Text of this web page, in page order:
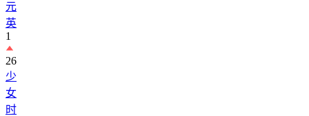
元
英
1
26
少
女
时